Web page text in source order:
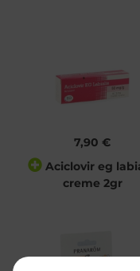
7,90 €
Aciclovir eg
creme 2gr